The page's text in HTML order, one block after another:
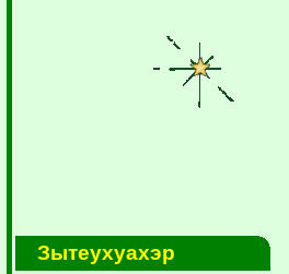
Зытеухуахэр